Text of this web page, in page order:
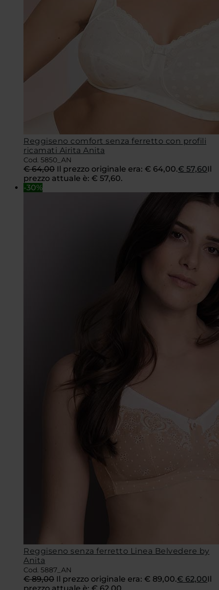
Reggiseno comfort senza ferretto con profili
ricamati Airita Anita
Cod. 5850_AN
€64,00 Il prezzo originale era: € 64,00.€ 57,60Il
prezzo attuale è: € 57,60.
-30%
Reggiseno senza ferretto Linea Belvedere by
Anita
Cod. 5887_AN
€89,00 Il prezzo originale era: € 89,00.€ 62,00Il
prezzo attuale è: € 62,00.